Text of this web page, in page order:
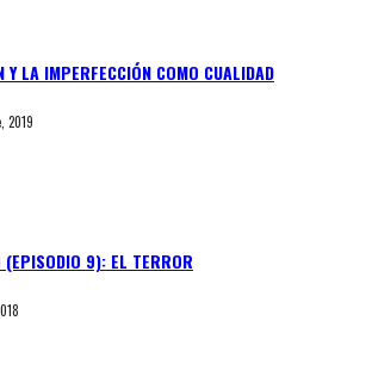
Y LA IMPERFECCIÓN COMO CUALIDAD
2019
(EPISODIO 9): EL TERROR